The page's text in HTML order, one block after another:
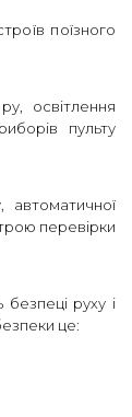
поїзного
освітлення
пульту
автоматичної
перевірки
руху і
це: